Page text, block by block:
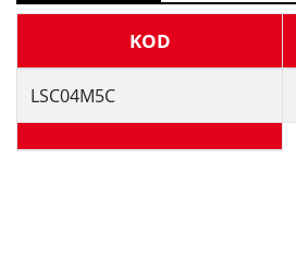
KOD
LSC04M5C